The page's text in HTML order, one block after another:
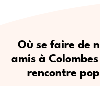
Où se faire de
amis à
rencontre